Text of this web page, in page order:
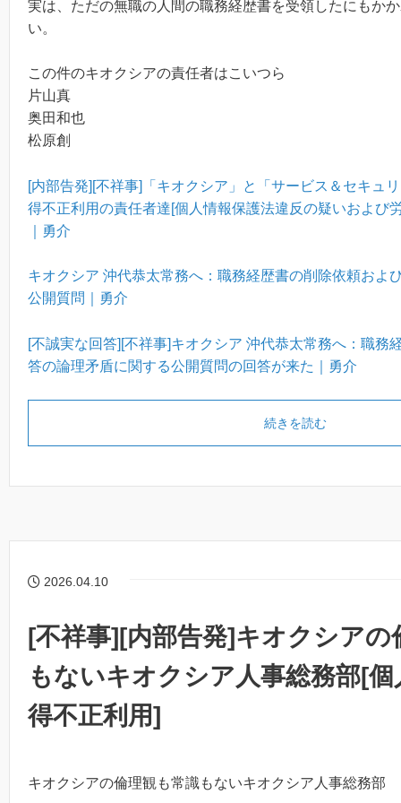
実は、ただの無職の人間の職務経歴書を受領したにもか
い。
この件のキオクシアの責任者はこいつら
片山真
奥田和也
松原創
[内部告発][不祥事]「キオクシア」と「サービス＆セキュ
得不正利用の責任者達[個人情報保護法違反の疑いおよび
｜勇介
キオクシア 沖代恭太常務へ：職務経歴書の削除依頼およ
公開質問｜勇介
[不誠実な回答][不祥事]キオクシア 沖代恭太常務へ：職務
答の論理矛盾に関する公開質問の回答が来た｜勇介
続きを読む
2026.04.10
[不祥事][内部告発]キオクシアの
もないキオクシア人事総務部[
得不正利用]
キオクシアの倫理観も常識もないキオクシア人事総務部